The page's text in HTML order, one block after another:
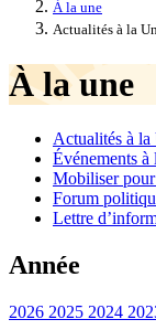
À la une
Actualités à la
À la une
Actualités à la
Événements à
Mobiliser
Forum
Lettre
Année
2026 2025 2024